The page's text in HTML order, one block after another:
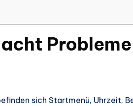
sich Startmenü, Uhrzeit,